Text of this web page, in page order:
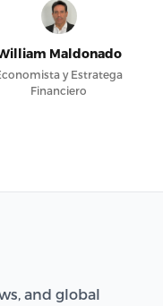
Maldonado
y Estratega
Financiero
and global